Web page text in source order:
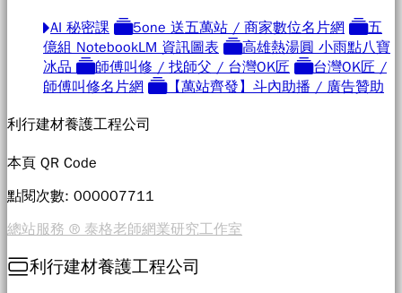
AI 秘密課 5one 送五萬站 / 商家數位名片網
五
億組 NotebookLM 資訊圖表
高雄熱湯圓 小雨點八寶
冰品
師傅叫修 / 找師父 / 台灣OK匠
台灣OK匠 /
師傅叫修名片網
【萬站齊發】斗內助播 / 廣告贊助
利行建材養護工程公司
本頁 QR Code
點閱次數: 000007711
總站服務 ® 泰格老師網業研究工作室
利行建材養護工程公司